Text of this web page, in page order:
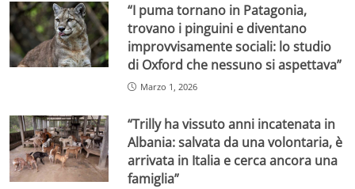
“I puma tornano in Patagonia,
trovano i pinguini e diventano
improvvisamente sociali: lo studio
di Oxford che nessuno si aspettava”
Marzo 1, 2026
“Trilly ha vissuto anni incatenata in
Albania: salvata da una volontaria, è
arrivata in Italia e cerca ancora una
famiglia”